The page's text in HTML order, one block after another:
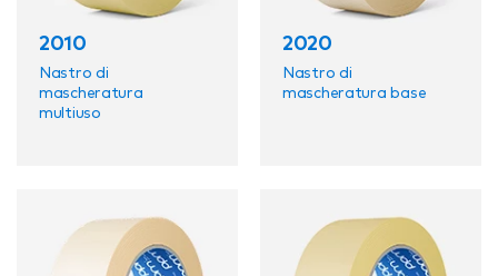
2010
Nastro di
mascheratura
multiuso
2020
Nastro di
mascheratura base